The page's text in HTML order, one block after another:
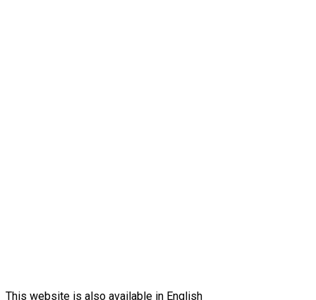
This website is also available in English